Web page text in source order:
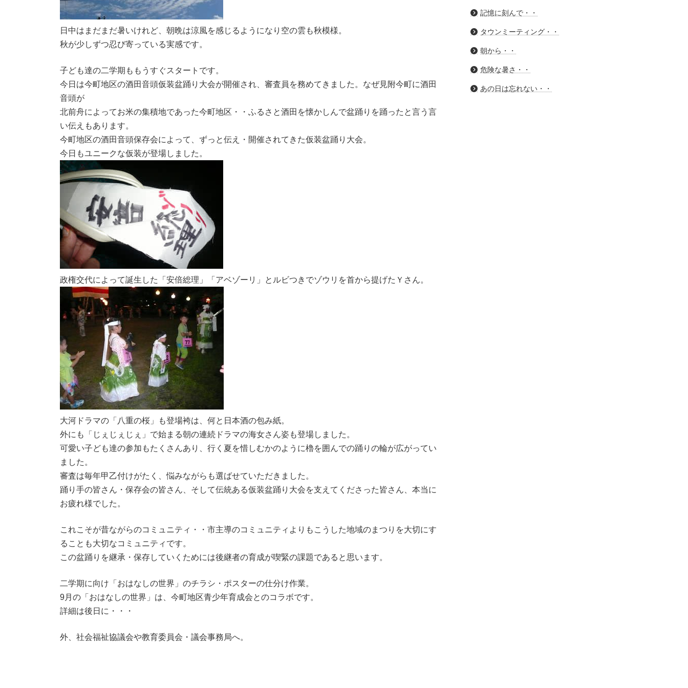
日中はまだまだ暑いけれど、朝晩は涼風を感じるようになり空の雲も秋模様。
秋が少しずつ忍び寄っている実感です。
子ども達の二学期ももうすぐスタートです。
今日は今町地区の酒田音頭仮装盆踊り大会が開催され、審査員を務めてきました。なぜ見附今町に酒田
音頭が
北前舟によってお米の集積地であった今町地区・・ふるさと酒田を懐かしんで盆踊りを踊ったと言う言
い伝えもあります。
今町地区の酒田音頭保存会によって、ずっと伝え・開催されてきた仮装盆踊り大会。
今日もユニークな仮装が登場しました。
政権交代によって誕生した「安倍総理」「アベゾーリ」とルビつきでゾウリを首から提げたＹさん。
大河ドラマの「八重の桜」も登場袴は、何と日本酒の包み紙。
外にも「じぇじぇじぇ」で始まる朝の連続ドラマの海女さん姿も登場しました。
可愛い子ども達の参加もたくさんあり、行く夏を惜しむかのように櫓を囲んでの踊りの輪が広がってい
ました。
審査は毎年甲乙付けがたく、悩みながらも選ばせていただきました。
踊り手の皆さん・保存会の皆さん、そして伝統ある仮装盆踊り大会を支えてくださった皆さん、本当に
お疲れ様でした。
これこそが昔ながらのコミュニティ・・市主導のコミュニティよりもこうした地域のまつりを大切にす
ることも大切なコミュニティです。
この盆踊りを継承・保存していくためには後継者の育成が喫緊の課題であると思います。
二学期に向け「おはなしの世界」のチラシ・ポスターの仕分け作業。
9月の「おはなしの世界」は、今町地区青少年育成会とのコラボです。
詳細は後日に・・・
外、社会福祉協議会や教育委員会・議会事務局へ。
記憶に刻んで・・
タウンミーティング・・
朝から・・
危険な暑さ・・
あの日は忘れない・・